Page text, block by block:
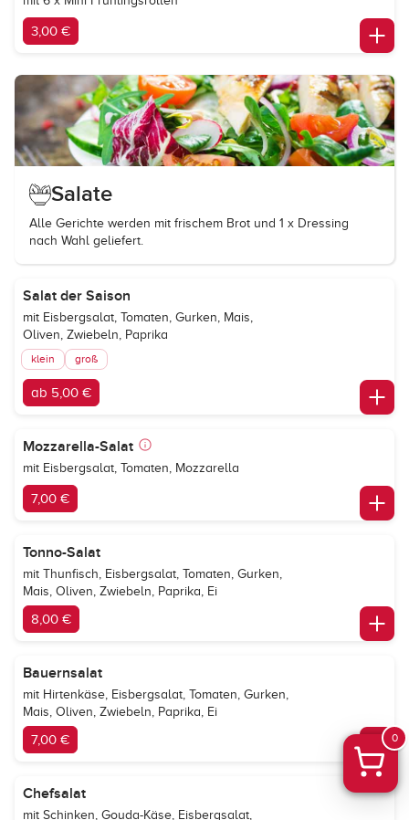
3,00 €
Salate
Alle Gerichte werden mit frischem Brot und 1 x Dressing
nach Wahl geliefert.
Salat der Saison
mit Eisbergsalat, Tomaten, Gurken, Mais,
Oliven, Zwiebeln, Paprika
klein groß
ab 5,00 €
Mozzarella-Salat
mit Eisbergsalat, Tomaten, Mozzarella
7,00 €
Tonno-Salat
mit Thunfisch, Eisbergsalat, Tomaten, Gurken,
Mais, Oliven, Zwiebeln, Paprika, Ei
8,00 €
Bauernsalat
mit Hirtenkäse, Eisbergsalat, Tomaten, Gurken,
Mais, Oliven, Zwiebeln, Paprika, Ei
7,00 €
Chefsalat
mit Schinken, Gouda-Käse, Eisbergsalat,
0